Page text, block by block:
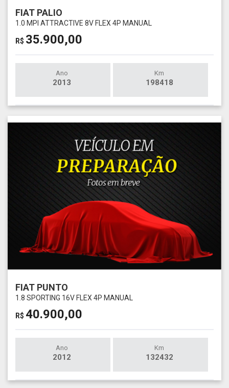
FIAT PALIO
1.0 MPI ATTRACTIVE 8V FLEX 4P MANUAL
R$ 35.900,00
Ano
2013
Km
198418
FIAT PUNTO
1.8 SPORTING 16V FLEX 4P MANUAL
R$ 40.900,00
Ano
2012
Km
132432